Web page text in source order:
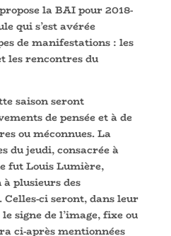
la BAI pour 2018-
qui s’est avérée
de manifestations : les
les rencontres du
saison seront
de pensée et à de
ou méconnues. La
du jeudi, consacrée à
fut Louis Lumière,
plusieurs des
ci seront, dans leur
signe de l’image, fixe ou
ci-après mentionnées